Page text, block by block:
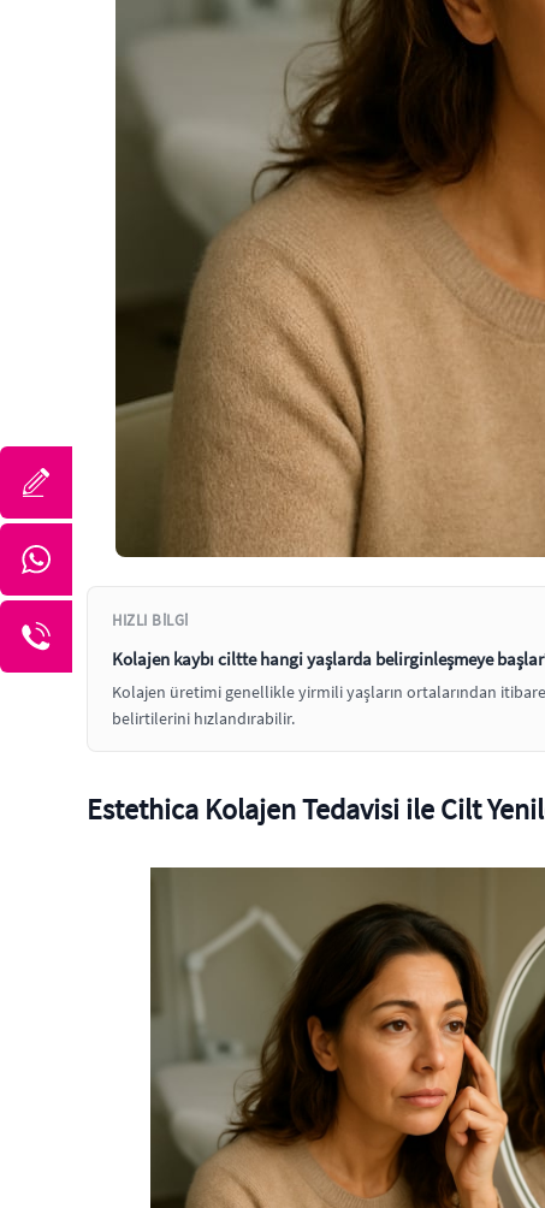
HIZLI BILGI
Kolajen kaybı ciltte hangi yaşlarda belirginleşmeye
Kolajen üretimi genellikle yirmili yaşların ortalarından
belirtilerini hızlandırabilir.
Estethica Kolajen Tedavisi ile Cilt